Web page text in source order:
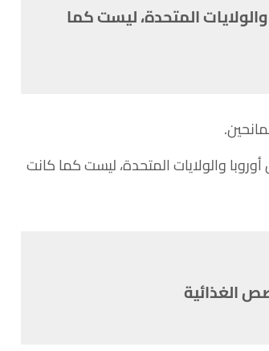
المتحدة، ليست كما
والولايات المتحدة، ليست كما كانت
الغذائية